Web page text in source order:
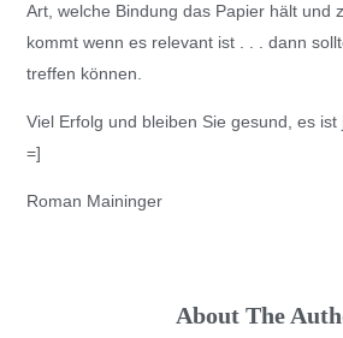
Art, welche Bindung das Papier hält und
kommt wenn es relevant ist . . . dann
treffen können.
Viel Erfolg und bleiben Sie gesund, es
=]
Roman Maininger
About The